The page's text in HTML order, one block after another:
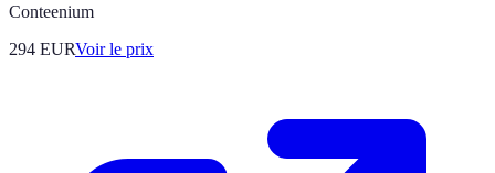
Conteenium
294 EURVoir le prix